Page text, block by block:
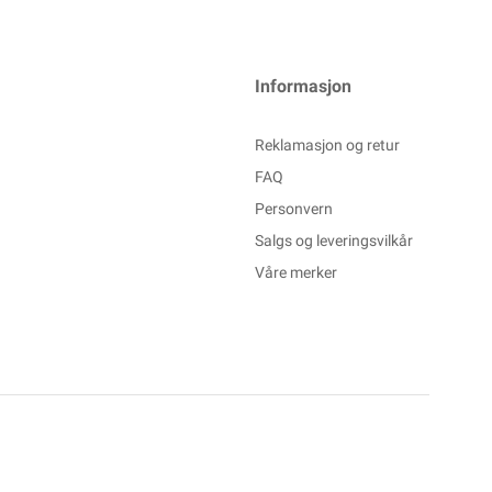
Informasjon
Reklamasjon og retur
FAQ
Personvern
Salgs og leveringsvilkår
Våre merker